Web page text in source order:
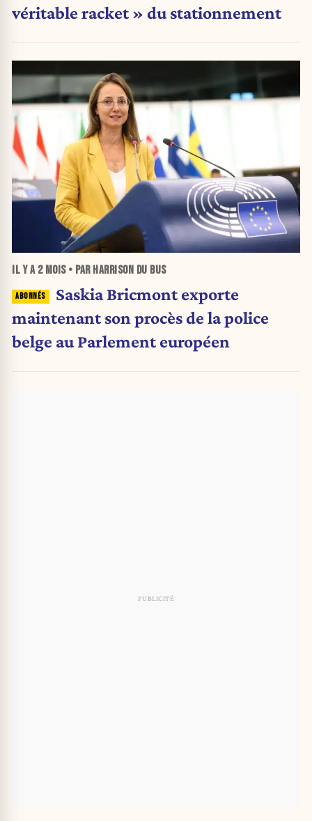
véritable racket » du stationnement
IL Y A 2 MOIS• PAR HARRISON DU BUS
Saskia Bricmont exporte
maintenant son procès de la police
belge au Parlement européen